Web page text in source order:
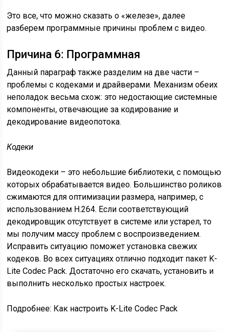
Это все, что можно сказать о «железе», далее
разберем программные причины проблем с видео.
Причина 6: Программная
Данный параграф также разделим на две части –
проблемы с кодеками и драйверами. Механизм обеих
неполадок весьма схож: это недостающие системные
компоненты, отвечающие за кодирование и
декодирование видеопотока.
Кодеки
Видеокодеки – это небольшие библиотеки, с помощью
которых обрабатывается видео. Большинство роликов
сжимаются для оптимизации размера, например, с
использованием H.264. Если соответствующий
декодировщик отсутствует в системе или устарел, то
мы получим массу проблем с воспроизведением.
Исправить ситуацию поможет установка свежих
кодеков. Во всех ситуациях отлично подходит пакет K-
Lite Codec Pack. Достаточно его скачать, установить и
выполнить несколько простых настроек.
Подробнее: Как настроить K-Lite Codec Pack